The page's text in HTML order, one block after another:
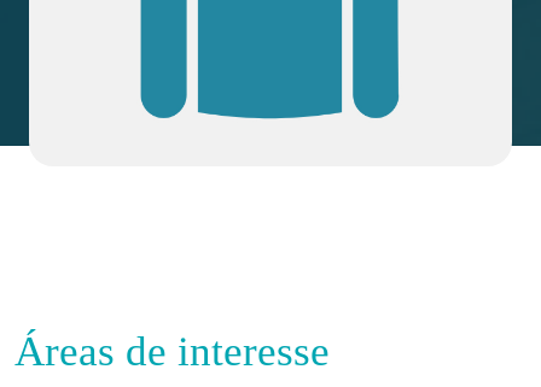
Áreas de interesse